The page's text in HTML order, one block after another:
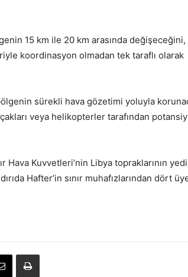
15 km ile 20 km arasında değişeceğini,
koordinasyon olmadan tek taraflı olarak
sürekli hava gözetimi yoluyla
veya helikopterler tarafından
Hava Kuvvetleri’nin Libya topraklarının
Hafter’in sınır muhafızlarından dört